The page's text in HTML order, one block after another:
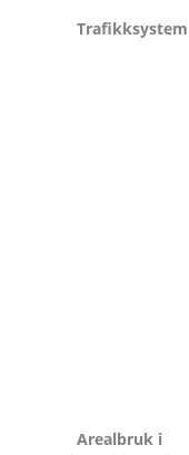
Trafikksystem
Arealbruk i